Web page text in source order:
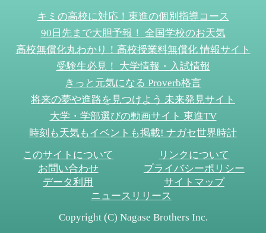
キミの高校に対応！東進の個別指導コース
90日先まで大胆予報！ 全国学校のお天気
高校無償化丸わかり！高校授業料無償化 情報サイト
受験生必見！ 大学情報・入試情報
きっと元気になる Proverb格言
将来の夢や進路を見つけよう 未来発見サイト
大学・学部選びの動画サイト 東進TV
時刻も天気もイベントも掲載! ナガセ世界時計
このサイトについて
リンクについて
お問い合わせ
プライバシーポリシー
データ利用
サイトマップ
ニュースリリース
Copyright (C) Nagase Brothers Inc.